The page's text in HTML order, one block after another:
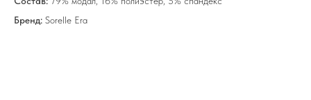
Бренд: Sorelle Era
Разделы сайта